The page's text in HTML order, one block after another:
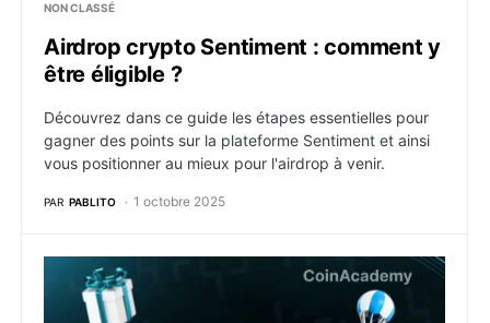
NON CLASSÉ
Airdrop crypto Sentiment : comment y
être éligible ?
Découvrez dans ce guide les étapes essentielles pour
gagner des points sur la plateforme Sentiment et ainsi
vous positionner au mieux pour l'airdrop à venir.
PAR PABLITO 1 octobre 2025
Airdrop crypto Rysk : comment y être éligible ?